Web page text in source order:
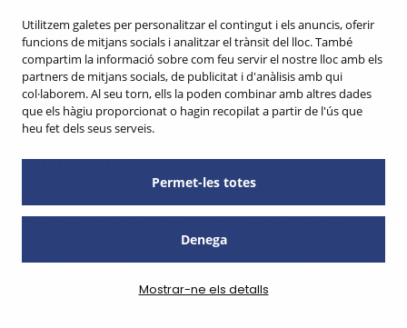
Utilitzem galetes per personalitzar el contingut i els anuncis, oferir
funcions de mitjans socials i analitzar el trànsit del lloc. També
compartim la informació sobre com feu servir el nostre lloc amb els
partners de mitjans socials, de publicitat i d'anàlisis amb qui
col·laborem. Al seu torn, ells la poden combinar amb altres dades
que els hàgiu proporcionat o hagin recopilat a partir de l'ús que
heu fet dels seus serveis.
Permet-les totes
Denega
Mostrar-ne els detalls
• Dret de rectificació o supressió:permet corregir
errors i modificar les dades que resultin ser
inexactes o incomplets.
• Dret de cancel·lació:permet que se suprimeixin
• Dret d’oposició:dret de l’interessat al fet que no
es dugui a terme el tractament de les seves
dades de caràcter personal o se cessi en el
• Limitació del tractament:comporta el marcat
de les dades personals conservades, amb la